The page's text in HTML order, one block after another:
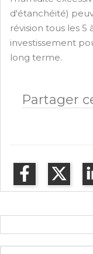
d'étanchéité)
révision tous les 5
investissement
long terme.
Partager